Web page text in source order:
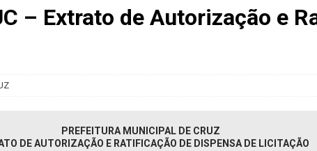
– Extrato de Autorização e
PREFEITURA MUNICIPAL DE CRUZ
DE AUTORIZAÇÃO E RATIFICAÇÃO DE DISPENSA DE LICITAÇÃO